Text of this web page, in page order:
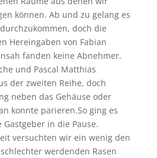
können. Ab und zu gelang es
doch die
Hereingaben von Fabian
fanden keine Abnehmer.
und Pascal Matthias
der zweiten Reihe, doch
neben das Gehäuse oder
konnte parieren.So ging es
in die Pause.
versuchten wir ein wenig den
werdenden Rasen